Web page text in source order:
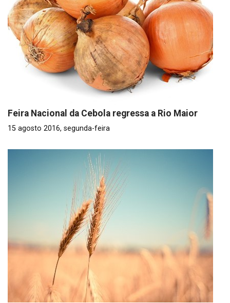
Feira Nacional da Cebola regressa a Rio Maior
15 agosto 2016, segunda-feira